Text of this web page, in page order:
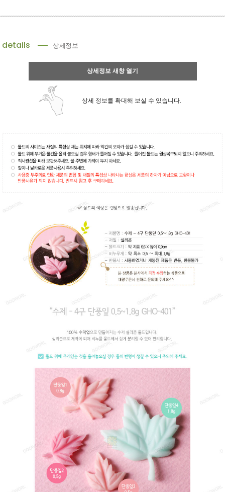
details 상세정보
상세정보 새창 열기
상세 정보를 확대해 보실 수 있습니다.